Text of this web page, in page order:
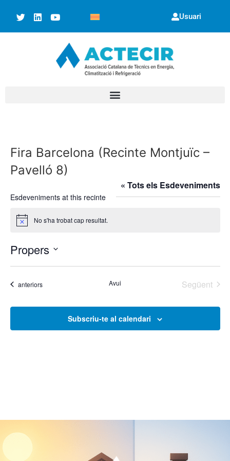
Usuari
Fira Barcelona (Recinte Montjuïc –
Pavelló 8)
« Tots els Esdeveniments
Esdeveniments at this recinte
Avís No s'ha trobat cap resultat.
Propers
una
Esdeveniments
anteriors Avui Següent
Subscriu-te al calendari